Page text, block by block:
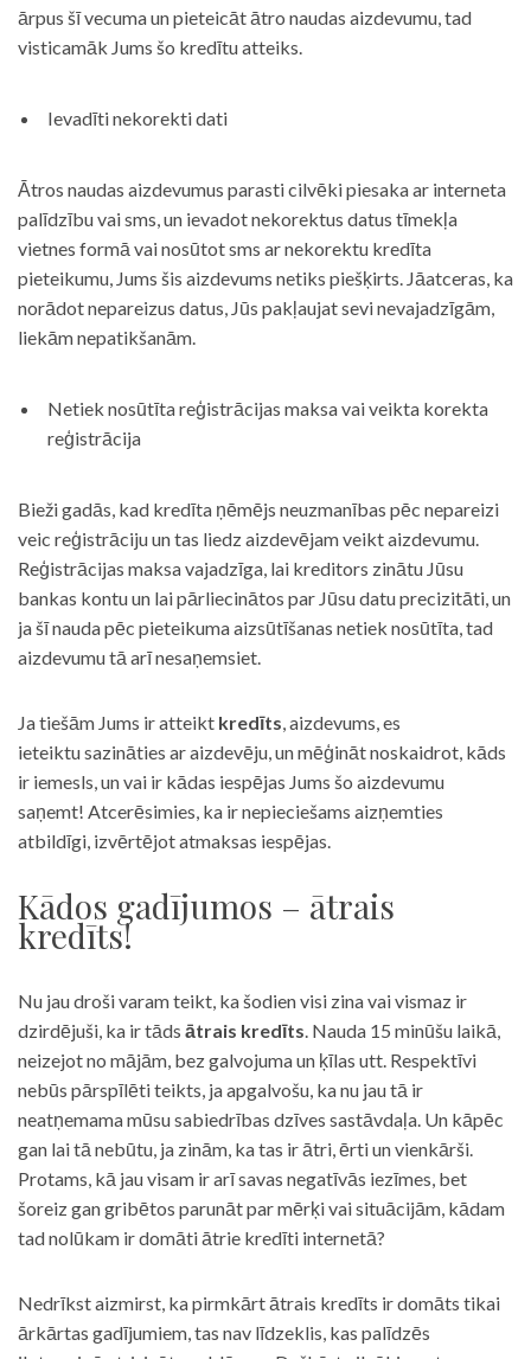
ārpus šī vecuma un pieteicāt ātro naudas aizdevumu, tad
visticamāk Jums šo kredītu atteiks.
Ievadīti nekorekti dati
Ātros naudas aizdevumus parasti cilvēki piesaka ar interneta
palīdzību vai sms, un ievadot nekorektus datus tīmekļa
vietnes formā vai nosūtot sms ar nekorektu kredīta
pieteikumu, Jums šis aizdevums netiks piešķirts. Jāatceras, ka
norādot nepareizus datus, Jūs pakļaujat sevi nevajadzīgām,
liekām nepatikšanām.
Netiek nosūtīta reģistrācijas maksa vai veikta korekta
reģistrācija
Bieži gadās, kad kredīta ņēmējs neuzmanības pēc nepareizi
veic reģistrāciju un tas liedz aizdevējam veikt aizdevumu.
Reģistrācijas maksa vajadzīga, lai kreditors zinātu Jūsu
bankas kontu un lai pārliecinātos par Jūsu datu precizitāti, un
ja šī nauda pēc pieteikuma aizsūtīšanas netiek nosūtīta, tad
aizdevumu tā arī nesaņemsiet.
Ja tiešām Jums ir atteikt kredīts, aizdevums, es
ieteiktu sazināties ar aizdevēju, un mēģināt noskaidrot, kāds
ir iemesls, un vai ir kādas iespējas Jums šo aizdevumu
saņemt! Atcerēsimies, ka ir nepieciešams aizņemties
atbildīgi, izvērtējot atmaksas iespējas.
Kādos gadījumos – ātrais
kredīts!
Nu jau droši varam teikt, ka šodien visi zina vai vismaz ir
dzirdējuši, ka ir tāds ātrais kredīts. Nauda 15 minūšu laikā,
neizejot no mājām, bez galvojuma un ķīlas utt. Respektīvi
nebūs pārspīlēti teikts, ja apgalvošu, ka nu jau tā ir
neatņemama mūsu sabiedrības dzīves sastāvdaļa. Un kāpēc
gan lai tā nebūtu, ja zinām, ka tas ir ātri, ērti un vienkārši.
Protams, kā jau visam ir arī savas negatīvās iezīmes, bet
šoreiz gan gribētos parunāt par mērķi vai situācijām, kādam
tad nolūkam ir domāti ātrie kredīti internetā?
Nedrīkst aizmirst, ka pirmkārt ātrais kredīts ir domāts tikai
ārkārtas gadījumiem, tas nav līdzeklis, kas palīdzēs